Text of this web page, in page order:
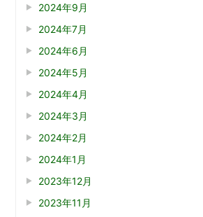
2024年9月
2024年7月
2024年6月
2024年5月
2024年4月
2024年3月
2024年2月
2024年1月
2023年12月
2023年11月